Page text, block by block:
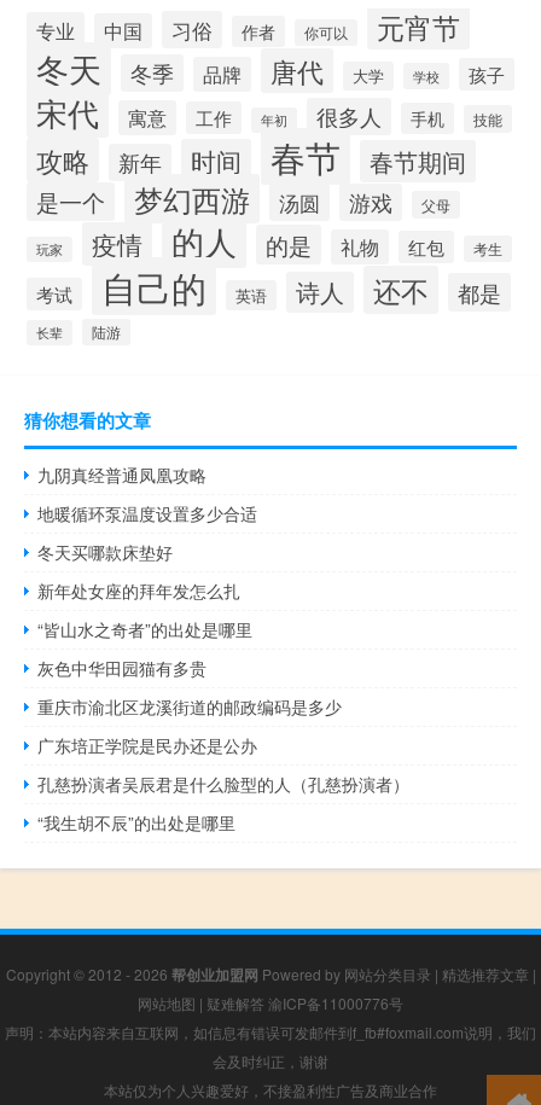
专业 中国 习俗 作者 你可以 元宵节
冬天 冬季 品牌 唐代 大学 学校 孩子
宋代 寓意 工作 年初 很多人 手机 技能
攻略 新年 时间 春节 春节期间
是一个 梦幻西游 汤圆 游戏 父母
玩家 疫情 的人 的是 礼物 红包 考生
考试 自己的 英语 诗人 还不 都是
长辈 陆游
猜你想看的文章
九阴真经普通凤凰攻略
地暖循环泵温度设置多少合适
冬天买哪款床垫好
新年处女座的拜年发怎么扎
“皆山水之奇者”的出处是哪里
灰色中华田园猫有多贵
重庆市渝北区龙溪街道的邮政编码是多少
广东培正学院是民办还是公办
孔慈扮演者吴辰君是什么脸型的人（孔慈扮演者）
“我生胡不辰”的出处是哪里
Copyright © 2012 - 2026 帮创业加盟网 Powered by 网站分类目录 | 精选推荐文章 |
网站地图 | 疑难解答 渝ICP备11000776号
声明：本站内容来自互联网，如信息有错误可发邮件到f_fb#foxmail.com说明，我们
会及时纠正，谢谢
本站仅为个人兴趣爱好，不接盈利性广告及商业合作